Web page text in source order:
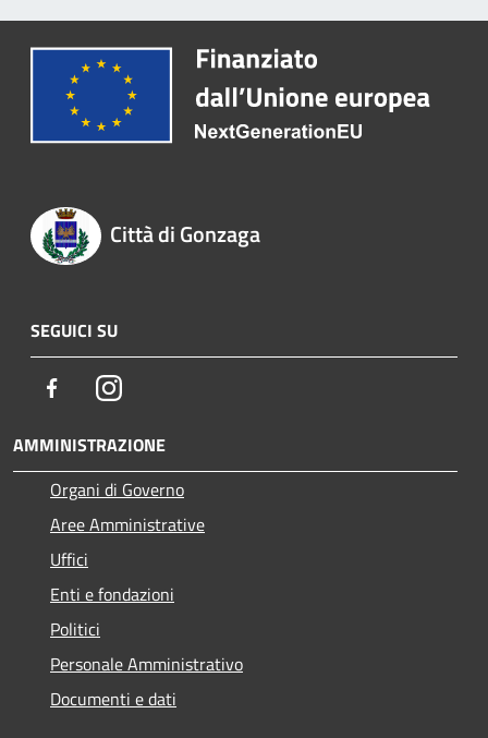
Città di Gonzaga
SEGUICI SU
FacebookInstagram
AMMINISTRAZIONE
Organi di Governo
Aree Amministrative
Uffici
Enti e fondazioni
Politici
Personale Amministrativo
Documenti e dati